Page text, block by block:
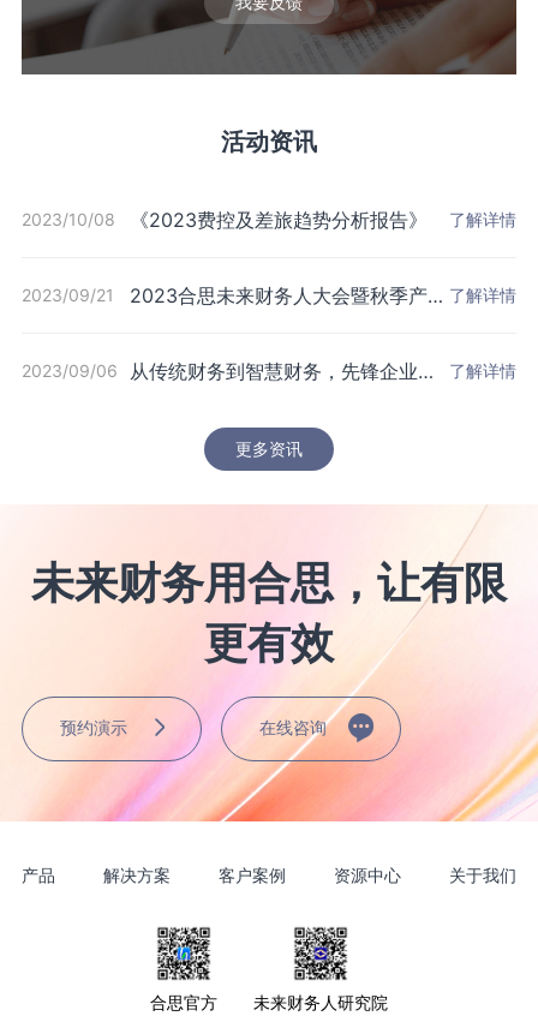
活动资讯
2023/10/08 《2023费控及差旅趋势分析报告》 了解详情
2023/09/21
2023合思未来财务人大会暨秋季产品 了解详情
2023/09/06
从传统财务到智慧财务，先锋企业是
了解详情
更多资讯
未来财务用合思，让有限
更有效
预约演示 在线咨询
产品 解决方案 客户案例 资源中心 关于我们
合思官方 未来财务人研究院